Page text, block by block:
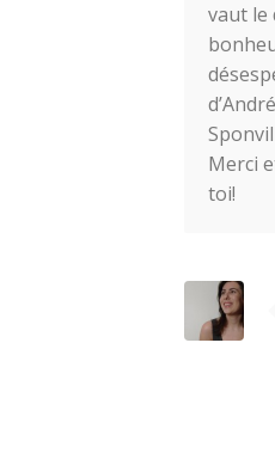
vaut le
Merci
toi!